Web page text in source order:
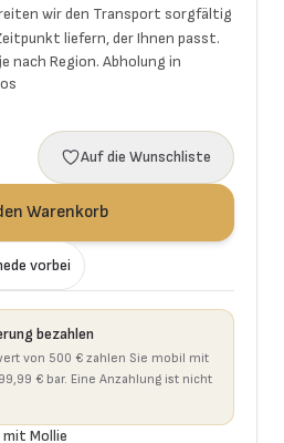
wir den Transport sorgfältig
liefern, der Ihnen passt.
nach Region. Abholung in
Auf die Wunschliste
Warenkorb
vorbei
bezahlen
von 500 € zahlen Sie mobil mit
€ bar. Eine Anzahlung ist nicht
mit Mollie